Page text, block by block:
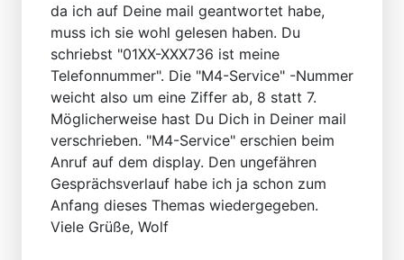
da ich auf Deine mail geantwortet habe,
muss ich sie wohl gelesen haben. Du
schriebst "01XX-XXX736 ist meine
Telefonnummer". Die "M4-Service" -Nummer
weicht also um eine Ziffer ab, 8 statt 7.
Möglicherweise hast Du Dich in Deiner mail
verschrieben. "M4-Service" erschien beim
Anruf auf dem display. Den ungefähren
Gesprächsverlauf habe ich ja schon zum
Anfang dieses Themas wiedergegeben.
Viele Grüße, Wolf